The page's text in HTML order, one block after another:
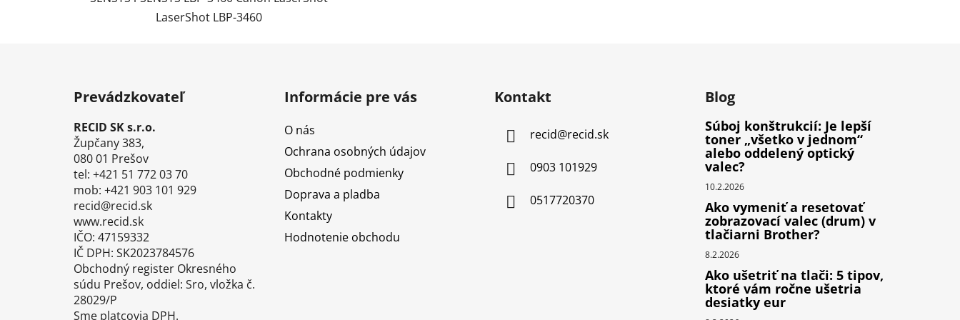
LaserShot LBP-3460
Prevádzkovateľ
RECID SK s.r.o.
Župčany 383,
080 01 Prešov
tel: +421 51 772 03 70
mob: +421 903 101 929
recid@recid.sk
www.recid.sk
IČO: 47159332
IČ DPH: SK2023784576
Obchodný register Okresného
súdu Prešov, oddiel: Sro, vložka č.
28029/P
Sme platcovia DPH.
Informácie pre vás
O nás
Ochrana osobných údajov
Obchodné podmienky
Doprava a pladba
Kontakty
Hodnotenie obchodu
Kontakt
recid@recid.sk
0903 101929
0517720370
Blog
Súboj konštrukcií: Je lepší
toner „všetko v jednom“
alebo oddelený optický
valec?
10.2.2026
Ako vymeniť a resetovať
zobrazovací valec (drum) v
tlačiarni Brother?
8.2.2026
Ako ušetriť na tlači: 5 tipov,
ktoré vám ročne ušetria
desiatky eur